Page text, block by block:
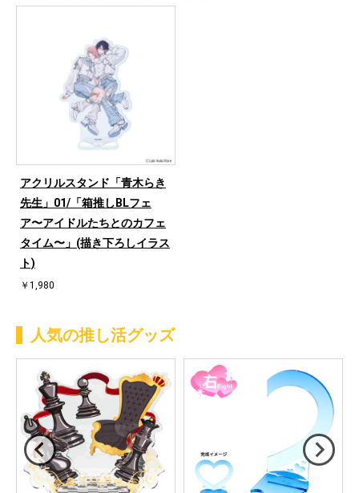
アクリルスタンド「青木らき
先生」01/「箱推しBLフェ
ア〜アイドルたちとのカフェ
タイム〜」(描き下ろしイラス
ト)
￥1,980
人気の推し活グッズ